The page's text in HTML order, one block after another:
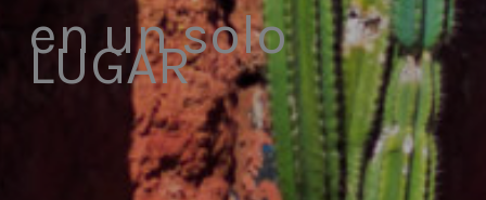
en un solo
LUGAR